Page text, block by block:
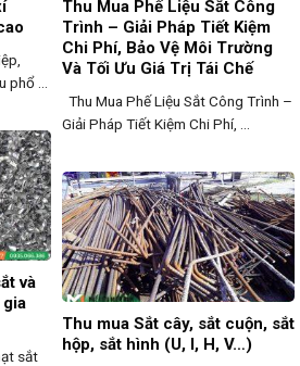
...
Thu Mua Phế Liệu Sắt Công
Trình – Giải Pháp Tiết Kiệm
Chi Phí, Bảo Vệ Môi Trường
Và Tối Ưu Giá Trị Tái Chế
Thu Mua Phế Liệu Sắt Công Trình –
Giải Pháp Tiết Kiệm Chi Phí, ...
và
sắt
Thu mua Sắt cây, sắt cuộn, sắt
hộp, sắt hình (U, I, H, V…)